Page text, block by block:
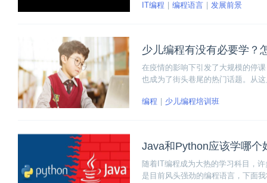
IT编程 编程语言 发展前景
少儿编程有没有必要学？
在疫情的影响下引发了大规模的停
也成为了街头巷尾的热门话题。从
编程
少儿编程培训班
Java和Python应该学哪个
随着IT编程成为大热的学习科目，
是目前风头强劲的编程语言，下面